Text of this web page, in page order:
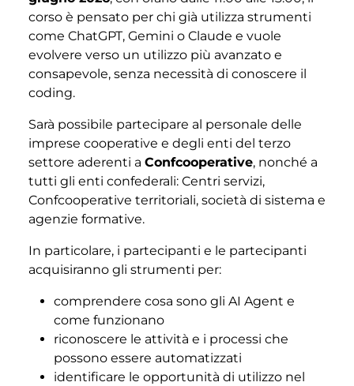
corso è pensato per chi già utilizza strumenti
come ChatGPT, Gemini o Claude e vuole
evolvere verso un utilizzo più avanzato e
consapevole, senza necessità di conoscere il
coding.
Sarà possibile partecipare al personale delle
imprese cooperative e degli enti del terzo
settore aderenti a Confcooperative, nonché a
tutti gli enti confederali: Centri servizi,
Confcooperative territoriali, società di sistema e
agenzie formative.
In particolare, i partecipanti e le partecipanti
acquisiranno gli strumenti per:
comprendere cosa sono gli AI Agent e
come funzionano
riconoscere le attività e i processi che
possono essere automatizzati
identificare le opportunità di utilizzo nel